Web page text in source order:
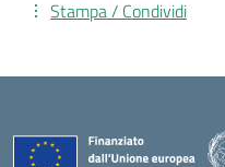
Stampa / Condividi